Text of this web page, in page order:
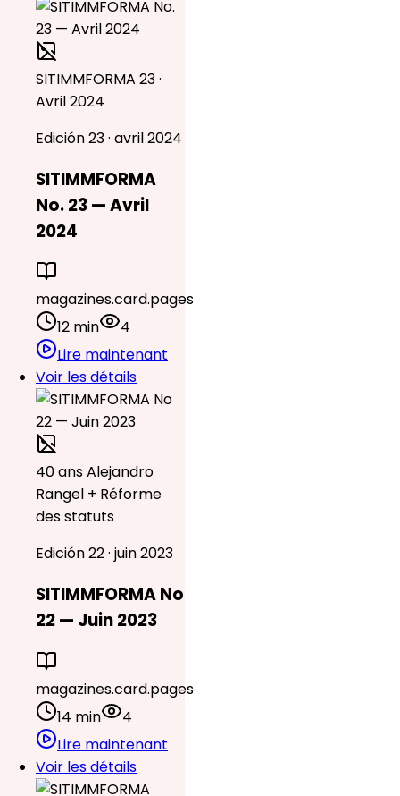
SITIMMFORMA 23 ·
Avril 2024
Edición 23 · avril 2024
SITIMMFORMA
No. 23 — Avril
2024
magazines.card.pages
12 min
4
Lire maintenant
Voir les détails
40 ans Alejandro
Rangel + Réforme
des statuts
Edición 22 · juin 2023
SITIMMFORMA No
22 — Juin 2023
magazines.card.pages
14 min
4
Lire maintenant
Voir les détails